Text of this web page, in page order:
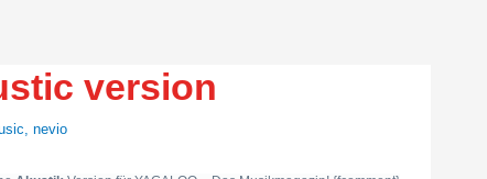
version
, nevio